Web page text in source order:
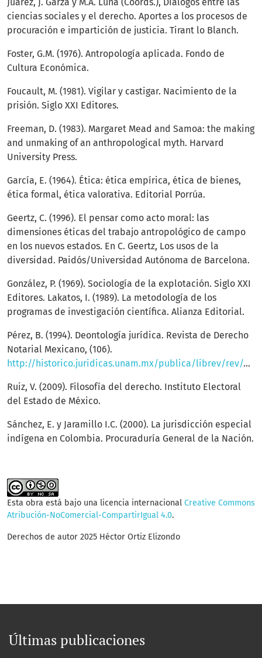
Juárez, J. Garza y M.A. Luna (Coords.), Diálogos entre las
ciencias sociales y el derecho. Aportes a los procesos de
procuración e impartición de justicia. Tirant lo Blanch.
Foster, G.M. (1976). Antropología aplicada. Fondo de
Cultura Económica.
Foucault, M. (1981). Vigilar y castigar. Nacimiento de la
prisión. Siglo XXI Editores.
Freeman, D. (1983). Margaret Mead and Samoa: the making
and unmaking of an anthropological myth. Harvard
University Press.
García, E. (1964). Ética: ética empírica, ética de bienes,
ética formal, ética valorativa. Editorial Porrúa.
Geertz, C. (1996). El pensar como acto moral: las
dimensiones éticas del trabajo antropológico de campo
en los nuevos estados. En C. Geertz, Los usos de la
diversidad. Paidós/Universidad Autónoma de Barcelona.
González, P. (1969). Sociología de la explotación. Siglo XXI
Editores. Lakatos, I. (1989). La metodología de los
programas de investigación científica. Alianza Editorial.
Pérez, B. (1994). Deontología jurídica. Revista de Derecho
Notarial Mexicano, (106).
http://historico.juridicas.unam.mx/publica/librev/rev/dernotmx/cont/106/est/est9.pdf
Ruiz, V. (2009). Filosofía del derecho. Instituto Electoral
del Estado de México.
Sánchez, E. y Jaramillo I.C. (2000). La jurisdicción especial
indígena en Colombia. Procuraduría General de la Nación.
Esta obra está bajo una licencia internacional Creative Commons
Atribución-NoComercial-CompartirIgual 4.0.
Derechos de autor 2025 Héctor Ortiz Elizondo
Últimas publicaciones